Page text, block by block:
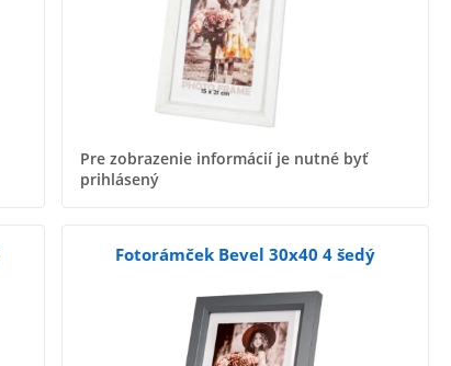
Pre zobrazenie informácií je nutné byť
prihlásený
Fotorámček Bevel 30x40 4 šedý